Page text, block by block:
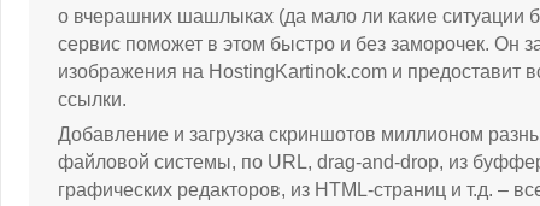
о вчерашних шашлыках (да мало ли какие ситуации
сервис поможет в этом быстро и без заморочек. Он
изображения на HostingKartinok.com и предоставит
ссылки.
Добавление и загрузка скриншотов миллионом
файловой системы, по URL, drag-and-drop, из
графических редакторов, из HTML-страниц и т.д. –